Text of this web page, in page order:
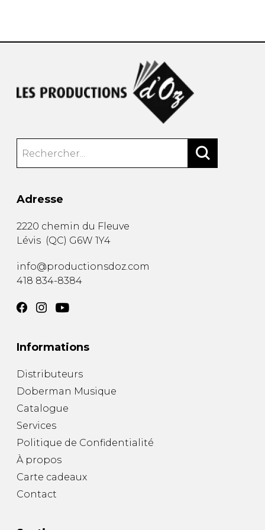
Adresse
2220 chemin du Fleuve
Lévis (QC) G6W 1Y4
info@productionsdoz.com
418 834-8384
Informations
Distributeurs
Doberman Musique
Catalogue
Services
Politique de Confidentialité
À propos
Carte cadeaux
Contact